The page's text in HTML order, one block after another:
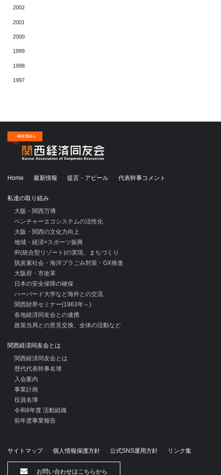
2002
2001
2000
1999
1998
1997
Home 最新情報 提言・アピール 代表幹事コメント
私達の取り組み
大阪・関西万博
ベンチャーエコシステムの活性化
大阪・関西の文化力向上
地域・経済×スポーツ振興
IR(統合型リゾート)の実現、まちづくり
脱炭素社会・海洋プラごみ対策・GX推進
大阪府・市改革
日本の安全保障の確保
ハーバード大学など海外との交流
関西財界セミナー(1963年～)
各地経済同友会との連携
政策当局との意見交換、全体の活動など
関西経済同友会とは
関西経済同友会とは
歴代代表幹事名簿
入会案内
事業計画
役員名簿
令和8年度 活動組織
前年度事業報告
サイトマップ 個人情報保護方針 公式SNS運用方針 リンク集
お問い合わせはこちらから